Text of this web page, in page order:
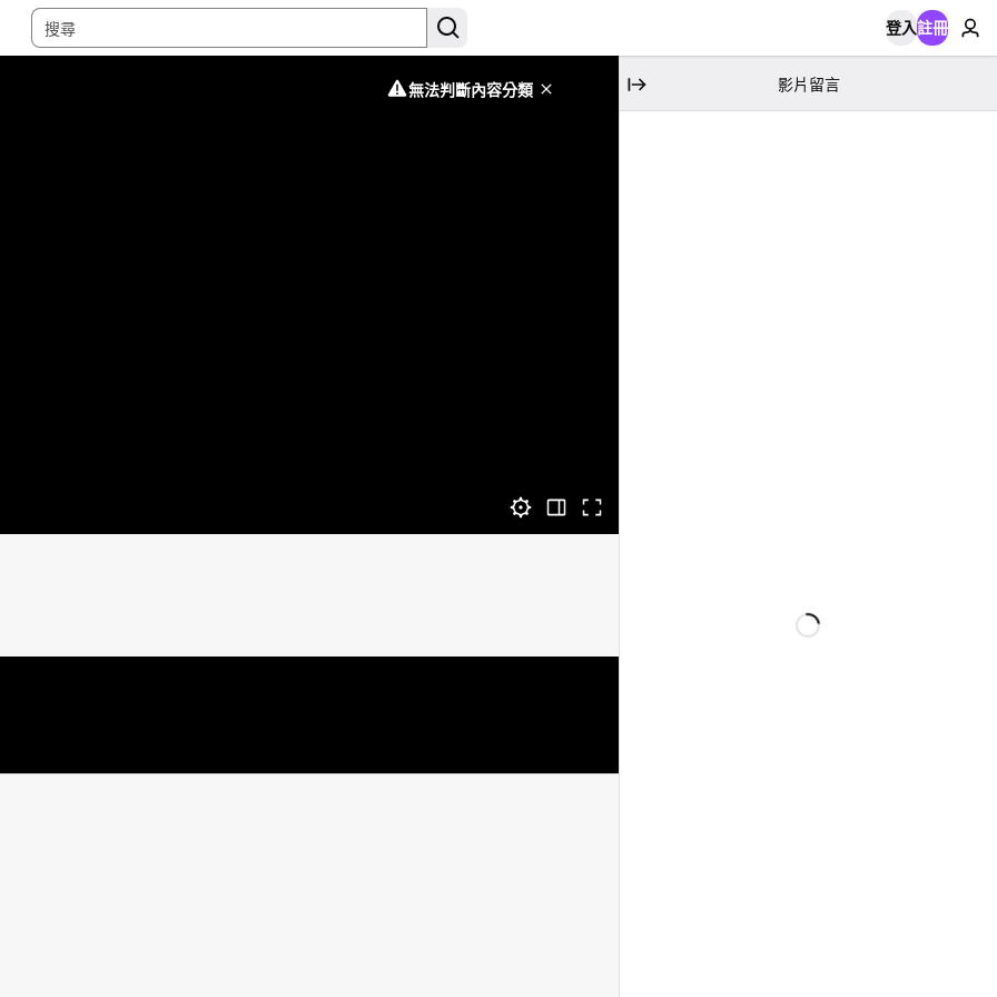
登入註冊
無法判斷內容分類 影片留言